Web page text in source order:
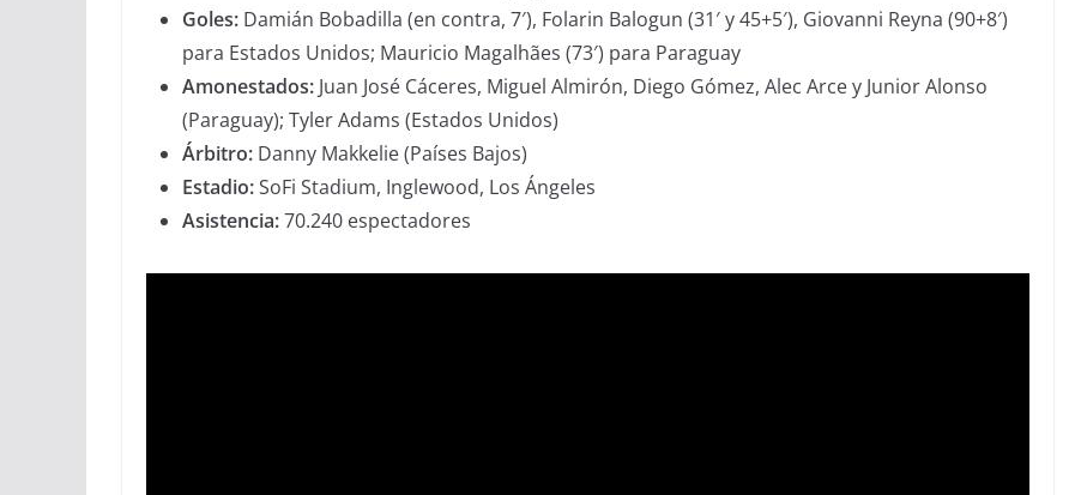
Goles: Damián Bobadilla (en contra, 7′), Folarin Balogun (31′ y 45+5′), Giovanni Reyna (90+8′)
para Estados Unidos; Mauricio Magalhães (73′) para Paraguay
Amonestados: Juan José Cáceres, Miguel Almirón, Diego Gómez, Alec Arce y Junior Alonso
(Paraguay); Tyler Adams (Estados Unidos)
Árbitro: Danny Makkelie (Países Bajos)
Estadio:SoFi Stadium, Inglewood, Los Ángeles
Asistencia:70.240 espectadores